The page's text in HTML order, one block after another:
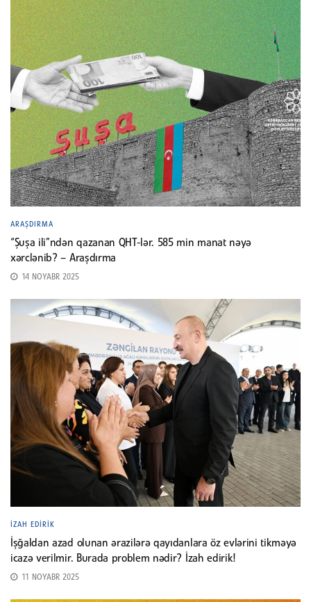
ARAŞDIRMA
“Şuşa ili”ndən qazanan QHT-lər. 585 min manat nəyə
xərclənib? – Araşdırma
14 NOYABR 2025
İZAH EDIRIK
İşğaldan azad olunan ərazilərə qayıdanlara öz evlərini tikməyə
icazə verilmir. Burada problem nədir? İzah edirik!
11 NOYABR 2025